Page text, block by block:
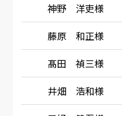
神野 洋吏様
藤原 和正様
髙田 禎三様
井畑 浩和様